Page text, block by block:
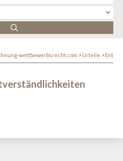
wettbewerbsrecht.com Urteile